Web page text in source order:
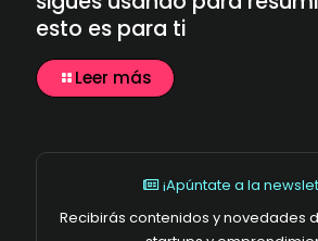
esto es para ti
Leer más
¡Apúntate a la
Recibirás contenidos y novedades